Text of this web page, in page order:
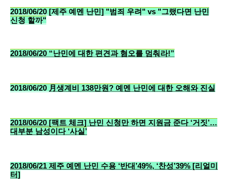
2018/06/20 [제주 예멘 난민] "범죄 우려" vs "그랬다면 난민
신청 할까"
2018/06/20 “난민에 대한 편견과 혐오를 멈춰라!”
2018/06/20 月생계비 138만원? 예멘 난민에 대한 오해와 진실
2018/06/20 [팩트 체크] 난민 신청만 하면 지원금 준다 ‘거짓’…
대부분 남성이다 ‘사실’
2018/06/21 제주 예멘 난민 수용 ‘반대’49%, ‘찬성’39% [리얼미
터]